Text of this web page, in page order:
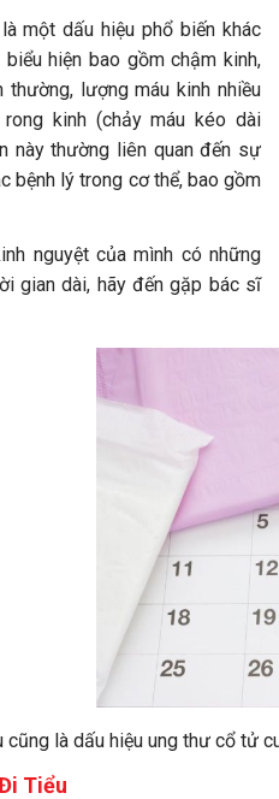
một dấu hiệu phổ biến khác
hiện bao gồm chậm kinh,
thường, lượng máu kinh nhiều
kinh (chảy máu kéo dài
này thường liên quan đến sự
bệnh lý trong cơ thể, bao gồm
nguyệt của mình có những
gian dài, hãy đến gặp bác sĩ
cũng là dấu hiệu ung thư cổ tử
Tiểu